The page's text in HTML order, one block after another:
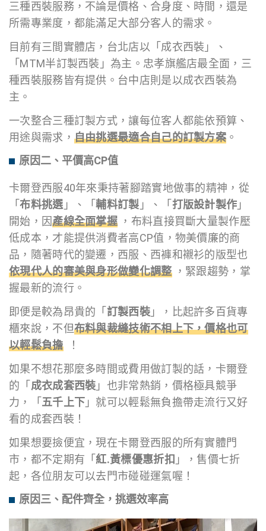
三種西裝服務，不論是價格、合身度、時間，還是
所需專業度，都能滿足大部分客人的需求。
目前有三間實體店，台北店以「成衣西裝」、
「MTM半訂製西裝」為主。忠孝旗艦店最全面，三
種西裝服務皆有提供。台中店則是以成衣西裝為
主。
一次整合三種訂製方式，讓每位客人都能依預算、
用途與需求， 自由挑選最適合自己的訂製方案 。
原因二、平價高CP值
卡爾登西服40年來秉持著腳踏實地做事的精神，從
「布料挑選 」、「輔料訂製 」、「打版設計製作 」
開始，因產線全面掌握 ，布料直接買斷大量製作壓
低成本，才能提供消費者高CP值，物美價廉的商
品，隨著時代的變遷，西服、西褲和襯衫的版型也
依現代人的審美與身形做變化調整，緊跟趨勢，掌
握最新的流行。
即便是較為昂貴的「訂製西裝」，比起許多百貨專
櫃來說，不但布料與裁縫技術不相上下，價格也可
以輕鬆負擔！
如果不想花那麼多時間或費用做訂製的話，卡爾登
的「成衣成套西裝 」也非常熱銷，價格極具競爭
力，「五千上下 」就可以輕鬆無負擔帶走流行又好
看的成套西裝！
如果想要撿便宜，現在卡爾登西服的所有實體門
市，都不定期有「紅.黃標優惠折扣 」，售價七折
起，各位朋友可以去門市碰碰運氣喔！
原因三、配件齊全，挑選效率高